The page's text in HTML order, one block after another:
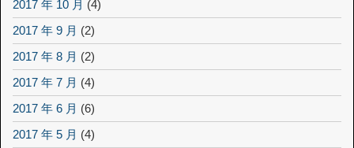
2017 年 10 月 (4)
2017 年 9 月 (2)
2017 年 8 月 (2)
2017 年 7 月 (4)
2017 年 6 月 (6)
2017 年 5 月 (4)